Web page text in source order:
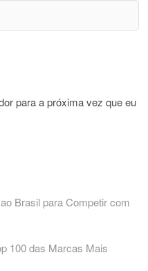
para a próxima vez que eu
Brasil para Competir com
100 das Marcas Mais